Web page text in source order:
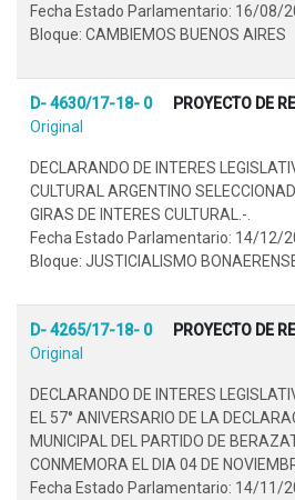
Fecha Estado Parlamentario: 16/08/
Bloque: CAMBIEMOS BUENOS AIRES
D- 4630/17-18- 0 PROYECTO DE
Original
DECLARANDO DE INTERES
CULTURAL ARGENTINO
GIRAS DE INTERES CULTURAL.-.
Fecha Estado Parlamentario: 14/12/
Bloque: JUSTICIALISMO
D- 4265/17-18- 0 PROYECTO DE
Original
DECLARANDO DE INTERES
EL 57° ANIVERSARIO DE LA
MUNICIPAL DEL PARTIDO DE
CONMEMORA EL DIA 04 DE
Fecha Estado Parlamentario: 14/11/